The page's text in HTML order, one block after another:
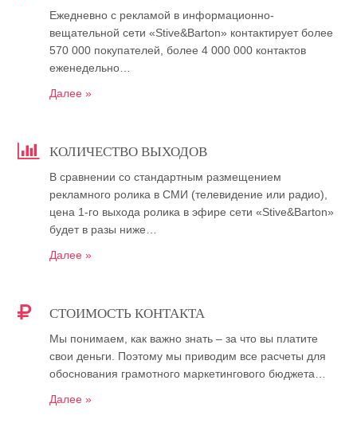
Ежедневно с рекламой в информационно-
вещательной сети «Stive&Barton» контактирует более
570 000 покупателей, более 4 000 000 контактов
еженедельно…
Далее »
КОЛИЧЕСТВО ВЫХОДОВ
В сравнении со стандартным размещением
рекламного ролика в СМИ (телевидение или радио),
цена 1-го выхода ролика в эфире сети «Stive&Barton»
будет в разы ниже…
Далее »
СТОИМОСТЬ КОНТАКТА
Мы понимаем, как важно знать – за что вы платите
свои деньги. Поэтому мы приводим все расчеты для
обоснования грамотного маркетингового бюджета…
Далее »